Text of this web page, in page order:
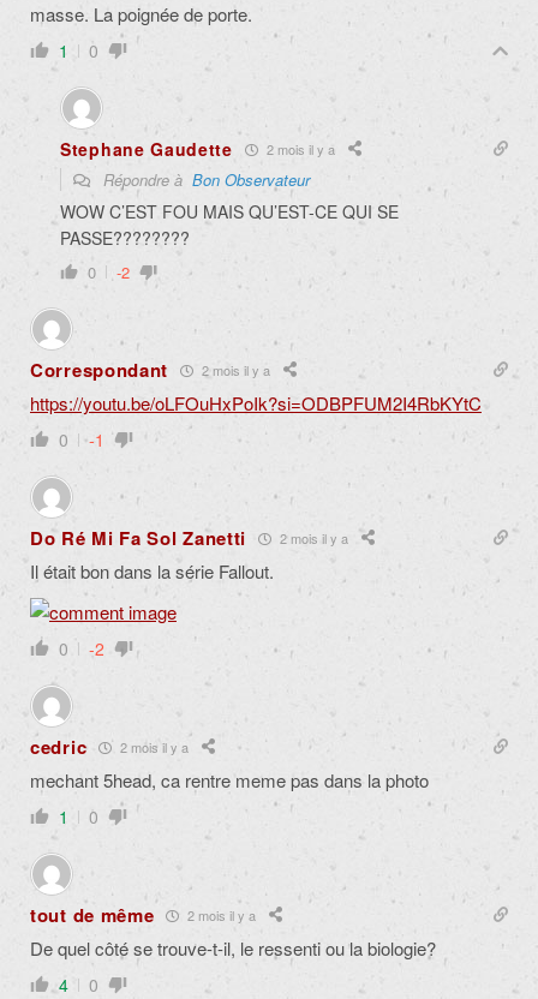
masse. La poignée de porte.
1 0
Stephane Gaudette 2 mois il y a
Répondre à Bon Observateur
WOW C’EST FOU MAIS QU’EST-CE QUI SE
PASSE????????
0 -2
Correspondant 2 mois il y a
https://youtu.be/oLFOuHxPoIk?si=ODBPFUM2I4RbKYtC
0 -1
Do Ré Mi Fa Sol Zanetti 2 mois il y a
Il était bon dans la série Fallout.
0 -2
cedric 2 mois il y a
mechant 5head, ca rentre meme pas dans la photo
1 0
tout de même 2 mois il y a
De quel côté se trouve-t-il, le ressenti ou la biologie?
4 0